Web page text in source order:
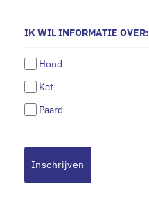
IK WIL INFORMATIE OVER:
Hond
Kat
Paard
Inschrijven